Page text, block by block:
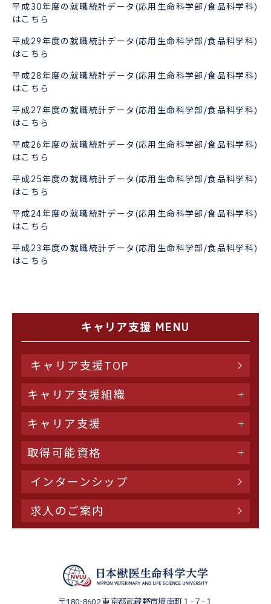
平成30年度の就職統計データ(応用生命科学部/食品科学科)
はこちら
平成29年度の就職統計データ(応用生命科学部/食品科学科)
はこちら
平成28年度の就職統計データ(応用生命科学部/食品科学科)
はこちら
平成27年度の就職統計データ(応用生命科学部/食品科学科)
はこちら
平成26年度の就職統計データ(応用生命科学部/食品科学科)
はこちら
平成25年度の就職統計データ(応用生命科学部/食品科学科)
はこちら
平成24年度の就職統計データ(応用生命科学部/食品科学科)
はこちら
平成23年度の就職統計データ(応用生命科学部/食品科学科)
はこちら
キャリア支援 MENU
キャリア支援TOP
キャリア支援組織
キャリア支援
取得可能資格
インターンシップ
求人のご案内
〒180-8602東京都武蔵野市境南町１-７-１